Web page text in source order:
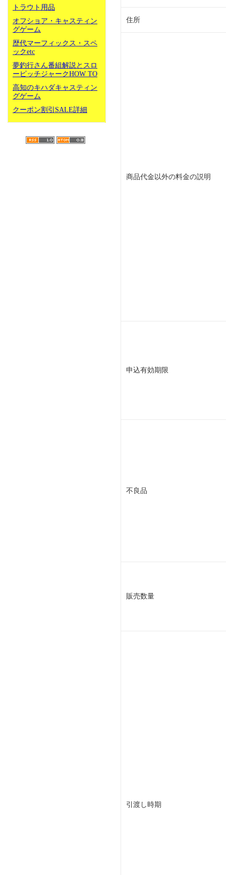
トラウト用品
オフショア・キャスティン
グゲーム
歴代マーフィックス・スペ
ックetc
夢釣行さん番組解説とスロ
ーピッチジャークHOW TO
高知のキハダキャスティン
グゲーム
クーポン割引SALE詳細
住所
商品代金以外の料金の説明
申込有効期限
不良品
販売数量
引渡し時期